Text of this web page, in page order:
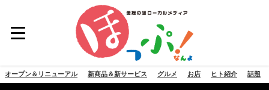
オープン＆リニューアル 新商品＆新サービス グルメ お店 ヒト紹介 話題